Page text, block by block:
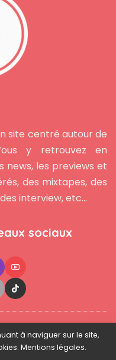
site centré autour de
y retrouvez en
news, les previews et
des mixtapes, des
interview, etc...
sociaux
● Mentions légales
à naviguer sur le site,
Mentions légales.